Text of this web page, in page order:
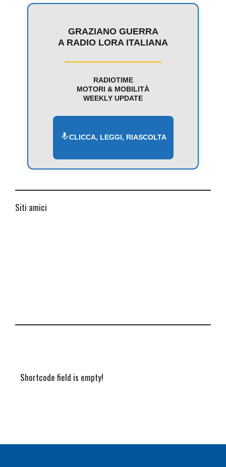
GRAZIANO GUERRA
A RADIO LORA ITALIANA
RADIOTIME
MOTORI & MOBILITÀ
WEEKLY UPDATE
CLICCA, LEGGI, RIASCOLTA
Siti amici
Shortcode field is empty!